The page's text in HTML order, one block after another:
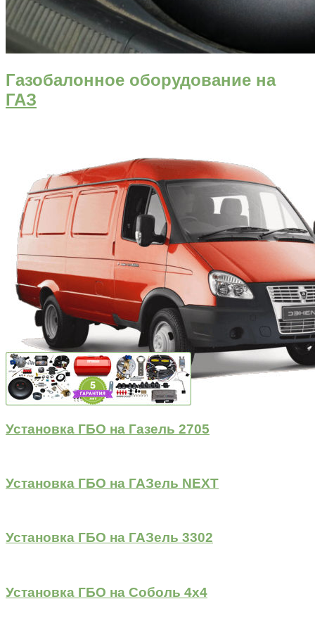
Газобалонное оборудование на
ГАЗ
Установка ГБО на Газель 2705
Установка ГБО на ГАЗель NEXT
Установка ГБО на ГАЗель 3302
Установка ГБО на Соболь 4х4